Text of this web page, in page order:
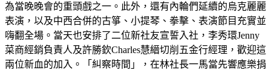
為當晚晚會的重頭戲之一。此外，還有內輪們延續的烏克麗麗
表演，以及中西合併的古箏、小提琴、拳擊、表演節目充實並
嗨翻全場。當天也安排了二位新社友宣誓入社，李秀環Jenny
菜商經銷負責人及許勝欽Charles慧縉切削五金行經理，歡迎這
兩位新血的加入。「糾察時間」，在林社長一馬當先響應樂捐